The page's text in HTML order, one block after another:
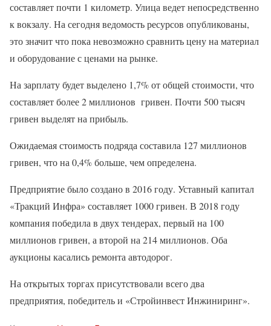
составляет почти 1 километр. Улица ведет непосредственно
к вокзалу. На сегодня ведомость ресурсов опубликованы,
это значит что пока невозможно сравнить цену на материал
и оборудование с ценами на рынке.
На зарплату будет выделено 1,7% от общей стоимости, что
составляет более 2 миллионов гривен. Почти 500 тысяч
гривен выделят на прибыль.
Ожидаемая стоимость подряда составила 127 миллионов
гривен, что на 0,4% больше, чем определена.
Предприятие было создано в 2016 году. Уставный капитал
«Тракций Инфра» составляет 1000 гривен. В 2018 году
компания победила в двух тендерах, первый на 100
миллионов гривен, а второй на 214 миллионов. Оба
аукционы касались ремонта автодорог.
На открытых торгах присутствовали всего два
предприятия, победитель и «Стройинвест Инжиниринг».